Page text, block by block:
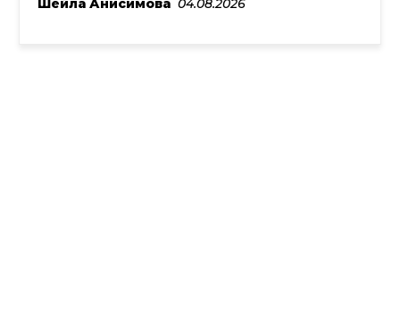
Шейла Анисимова 04.08.2026